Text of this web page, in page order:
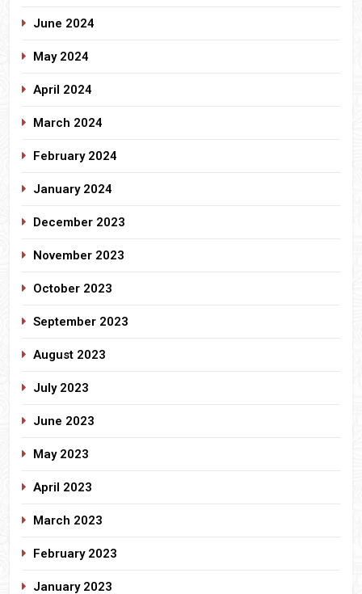
June 2024
May 2024
April 2024
March 2024
February 2024
January 2024
December 2023
November 2023
October 2023
September 2023
August 2023
July 2023
June 2023
May 2023
April 2023
March 2023
February 2023
January 2023